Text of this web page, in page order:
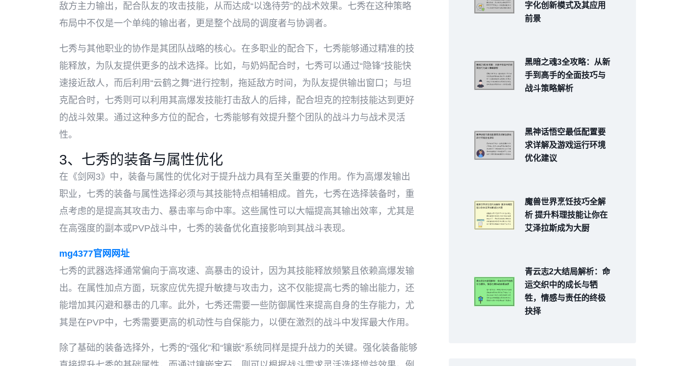
敌方主力输出，配合队友的攻击技能，从而达成“以逸待劳”的战术效果。七秀在这种策略
布局中不仅是一个单纯的输出者，更是整个战局的调度者与协调者。
七秀与其他职业的协作是其团队战略的核心。在多职业的配合下，七秀能够通过精准的技
能释放，为队友提供更多的战术选择。比如，与奶妈配合时，七秀可以通过“隐锋”技能快
速接近敌人，而后利用“云鹤之舞”进行控制，拖延敌方时间，为队友提供输出窗口；与坦
克配合时，七秀则可以利用其高爆发技能打击敌人的后排，配合坦克的控制技能达到更好
的战斗效果。通过这种多方位的配合，七秀能够有效提升整个团队的战斗力与战术灵活
性。
3、七秀的装备与属性优化
在《剑网3》中，装备与属性的优化对于提升战力具有至关重要的作用。作为高爆发输出
职业，七秀的装备与属性选择必须与其技能特点相辅相成。首先，七秀在选择装备时，重
点考虑的是提高其攻击力、暴击率与命中率。这些属性可以大幅提高其输出效率，尤其是
在高强度的副本或PVP战斗中，七秀的装备优化直接影响到其战斗表现。
mg4377官网网址
七秀的武器选择通常偏向于高攻速、高暴击的设计，因为其技能释放频繁且依赖高爆发输
出。在属性加点方面，玩家应优先提升敏捷与攻击力，这不仅能提高七秀的输出能力，还
能增加其闪避和暴击的几率。此外，七秀还需要一些防御属性来提高自身的生存能力，尤
其是在PVP中，七秀需要更高的机动性与自保能力，以便在激烈的战斗中发挥最大作用。
除了基础的装备选择外，七秀的“强化”和“镶嵌”系统同样是提升战力的关键。强化装备能够
字化创新模式及其应用
前景
黑暗之魂3全攻略：从新
手到高手的全面技巧与
战斗策略解析
黑神话悟空最低配置要
求详解及游戏运行环境
优化建议
魔兽世界烹饪技巧全解
析 提升料理技能让你在
艾泽拉斯成为大厨
青云志2大结局解析：命
运交织中的成长与牺
牲，情感与责任的终极
抉择